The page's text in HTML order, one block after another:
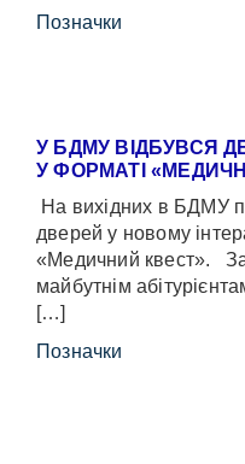
Позначки
У БДМУ ВІДБУВСЯ
У ФОРМАТІ
На вихідних в БДМУ
дверей у новому
«Медичний квест».
майбутнім
[…]
Позначки